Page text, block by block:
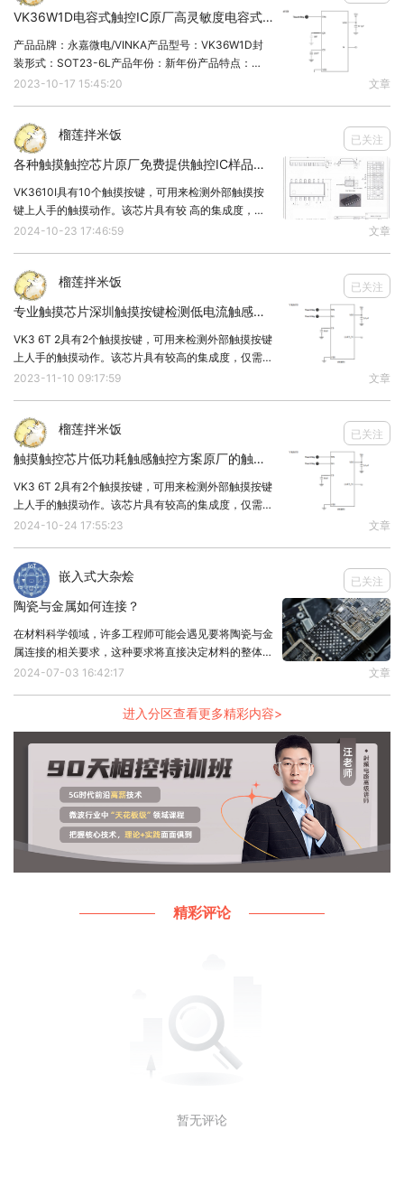
VK36W1D电容式触控IC原厂高灵敏度电容式单通道单点液体水位检测芯片资料
产品品牌：永嘉微电/VINKA产品型号：VK36W1D封
装形式：SOT23-6L产品年份：新年份产品特点：
VK36W1D具有1个触摸检测通道，可用来检测水从无
2023-10-17 15:45:20 文章
榴莲拌米饭 已关注
各种触摸触控芯片原厂免费提供触控IC样品触控触感方案原厂测试
VK3610I具有10个触摸按键，可用来检测外部触摸按
键上人手的触摸动作。该芯片具有较 高的集成度，仅
需极少的外部组件便可实现触摸按键的检测。 提供了
2024-10-23 17:46:59 文章
榴莲拌米饭 已关注
专业触摸芯片深圳触摸按键检测低电流触感触控方案原厂
VK3 6T 2具有2个触摸按键，可用来检测外部触摸按键
上人手的触摸动作。该芯片具有较高的集成度，仅需极
少的外部组件便可实现触摸按键的检测。提供了串口
2023-11-10 09:17:59 文章
榴莲拌米饭 已关注
触摸触控芯片低功耗触感触控方案原厂的触摸IC系列用于蓝牙耳机/触摸产品规格书
VK3 6T 2具有2个触摸按键，可用来检测外部触摸按键
上人手的触摸动作。该芯片具有较高的集成度，仅需极
少的外部组件便可实现触摸按键的检测。提供了串口
的设备。芯片内部采用特殊的集成电路，具有高
2024-10-24 17:55:23 文章
嵌入式大杂烩 已关注
陶瓷与金属如何连接？
在材料科学领域，许多工程师可能会遇见要将陶瓷与金
属连接的相关要求，这种要求将直接决定材料的整体性
能，也能适用于多种领域，那么请问，陶瓷与金属的连
末法是通过在特定温度和气氛中，先将陶瓷表面进行金
2024-07-03 16:42:17 文章
进入分区查看更多精彩内容>
精彩评论
暂无评论